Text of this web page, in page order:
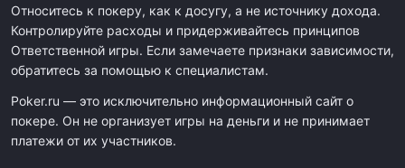
Относитесь к покеру, как к досугу, а не источнику дохода.
Контролируйте расходы и придерживайтесь принципов
Ответственной игры. Если замечаете признаки зависимости,
обратитесь за помощью к специалистам.
Poker.ru — это исключительно информационный сайт о
покере. Он не организует игры на деньги и не принимает
платежи от их участников.